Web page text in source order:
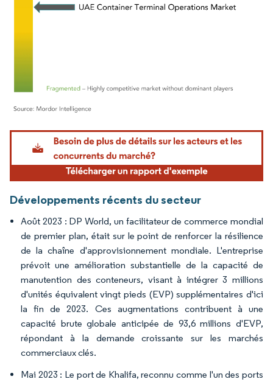
Image © Mordor Intelligence. La réutilisation nécessite une attribution sous CC BY
Développements récents du secteur
Août 2023 : DP World, un facilitateur de commerce mondial
de premier plan, était sur le point de renforcer la résilience
de la chaîne d'approvisionnement mondiale. L'entreprise
prévoit une amélioration substantielle de la capacité de
manutention des conteneurs, visant à intégrer 3 millions
d'unités équivalent vingt pieds (EVP) supplémentaires d'ici
la fin de 2023. Ces augmentations contribuent à une
capacité brute globale anticipée de 93,6 millions d'EVP,
répondant à la demande croissante sur les marchés
commerciaux clés.
Mai 2023 : Le port de Khalifa, reconnu comme l'un des ports